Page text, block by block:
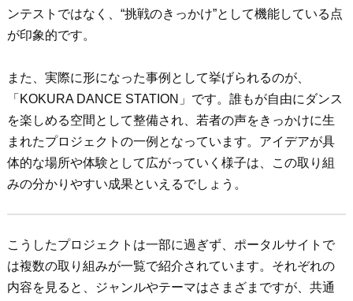
ンテストではなく、“挑戦のきっかけ”として機能している点
が印象的です。
また、実際に形になった事例として挙げられるのが、
「KOKURA DANCE STATION」です。誰もが自由にダンス
を楽しめる空間として整備され、若者の声をきっかけに生
まれたプロジェクトの一例となっています。アイデアが具
体的な場所や体験として広がっていく様子は、この取り組
みの分かりやすい成果といえるでしょう。
こうしたプロジェクトは一部に過ぎず、ポータルサイトで
は複数の取り組みが一覧で紹介されています。それぞれの
内容を見ると、ジャンルやテーマはさまざまですが、共通